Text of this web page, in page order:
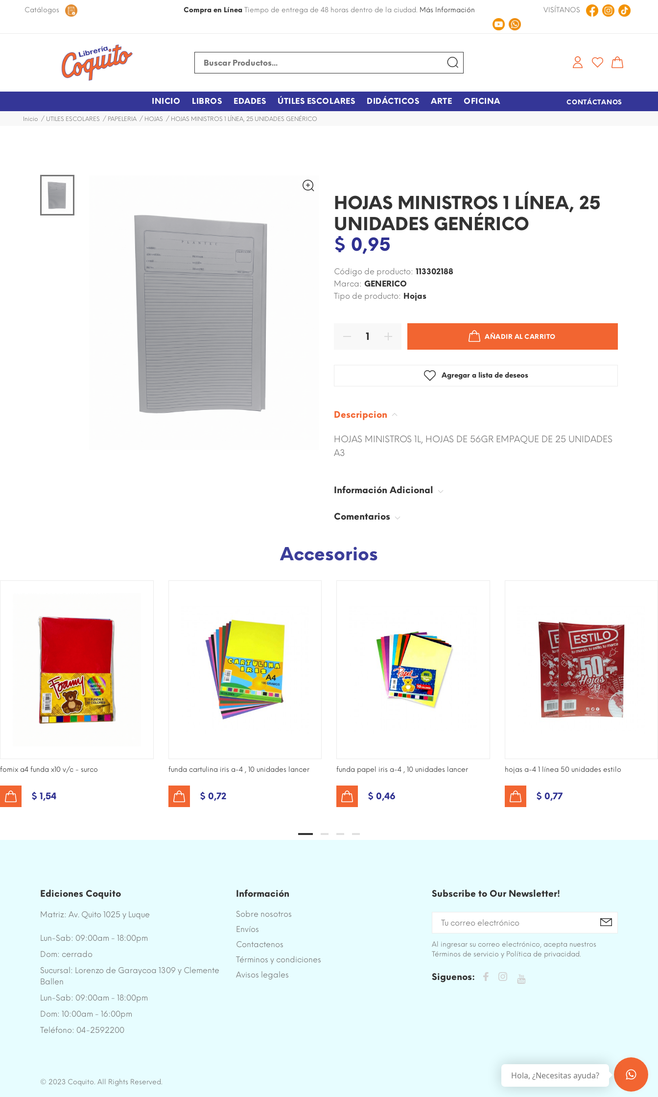
Catálogos
48 horas dentro de la ciudad. Compra en Línea Tiempo de entrega de 48 horas dentro de la ciudad. Más Información Compra en LíneaTiempo de entrega de 48
VISÍTANOS
INICIO LIBROS EDADES ÚTILES ESCOLARES DIDÁCTICOS ARTE OFICINA CONTÁCTANOS
Inicio UTILES ESCOLARES PAPELERIA HOJAS HOJAS MINISTROS 1 LÍNEA, 25 UNIDADES GENÉRICO
HOJAS MINISTROS 1 LÍNEA, 25
UNIDADES GENÉRICO
$ 0,95
Código de producto: 113302188
Marca: GENERICO
Tipo de producto: Hojas
AÑADIR AL CARRITO
Agregar a lista de deseos
Descripcion
HOJAS MINISTROS 1L, HOJAS DE 56GR EMPAQUE DE 25 UNIDADES
A3
Información Adicional
Comentarios
Accesorios
fomix a4 funda x10 v/c - surco
$ 1,54
funda cartulina iris a-4 , 10 unidades lancer
$ 0,72
funda papel iris a-4 , 10 unidades lancer
$ 0,46
hojas a-4 1 línea 50 unidades estilo
$ 0,77
Ediciones Coquito
Matriz: Av. Quito 1025 y Luque
Lun-Sab: 09:00am - 18:00pm
Dom: cerrado
Sucursal: Lorenzo de Garaycoa 1309 y Clemente
Ballen
Lun-Sab: 09:00am - 18:00pm
Dom: 10:00am - 16:00pm
Teléfono: 04-2592200
Información
Sobre nosotros
Envíos
Contactenos
Términos y condiciones
Avisos legales
Subscribe to Our Newsletter!
Al ingresar su correo electrónico, acepta nuestros
Términos de servicio y Política de privacidad.
Siguenos:
© 2023 Coquito. All Rights Reserved.
Hola, ¿Necesitas ayuda?